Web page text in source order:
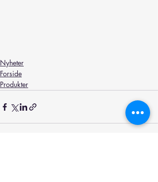
Nyheter
Forside
Produkter